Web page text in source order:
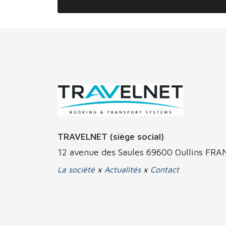
TRAVELNET (siège social)
12 avenue des Saules 69600 Oullins
La société x Actualitésx Contact